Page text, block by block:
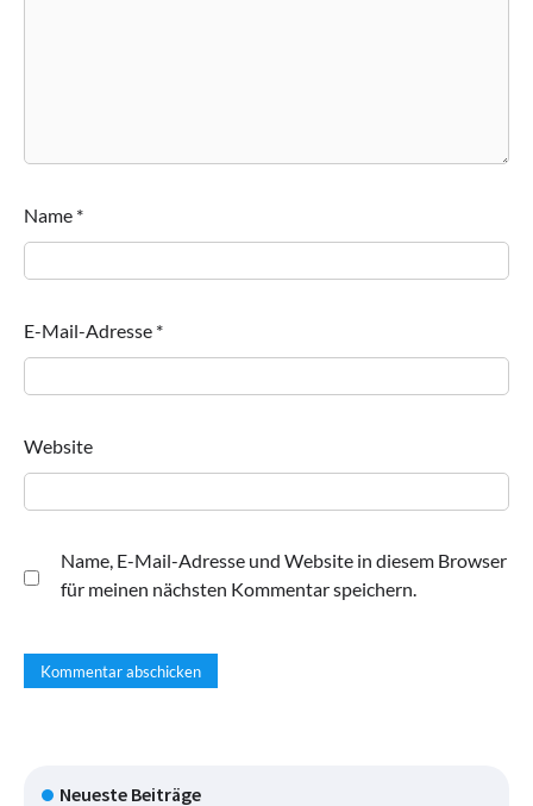
Name *
E-Mail-Adresse *
Website
Name, E-Mail-Adresse und Website in diesem Browser
für meinen nächsten Kommentar speichern.
Neueste Beiträge